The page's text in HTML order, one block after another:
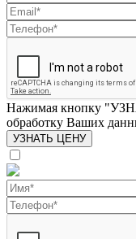
Нажимая кнопку
обработку Ваших
УЗНАТЬ ЦЕНУ